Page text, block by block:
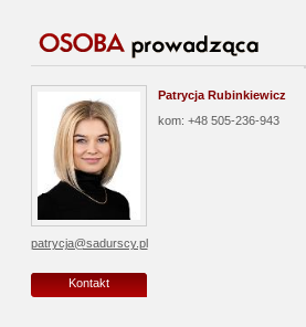
Patrycja Rubinkiewicz
kom: +48 505-236-943
patrycja@sadurscy.pl
Kontakt